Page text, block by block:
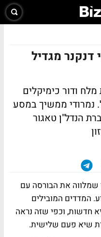
דנקנר מגדיל
מלח ודור כימיקלים
שקל. נמרודי ממשיך במסע
והפעם - 15% מחברת הנדל"ן טאגור
שמלווה את הבורסה עם
המדדים המובילים
חדשות, וכפי שזה נראה
שיא פעם שלישית.